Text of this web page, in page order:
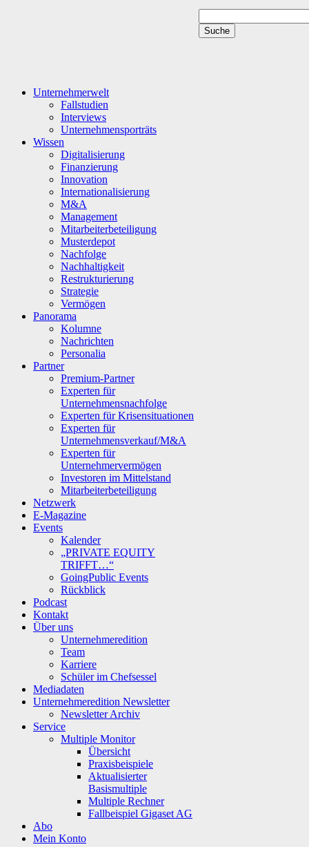
Unternehmerwelt
Fallstudien
Interviews
Unternehmensporträts
Wissen
Digitalisierung
Finanzierung
Innovation
Internationalisierung
M&A
Management
Mitarbeiterbeteiligung
Musterdepot
Nachfolge
Nachhaltigkeit
Restrukturierung
Strategie
Vermögen
Panorama
Kolumne
Nachrichten
Personalia
Partner
Premium-Partner
Experten für
Unternehmensnachfolge
Experten für Krisensituationen
Experten für
Unternehmensverkauf/M&A
Experten für
Unternehmervermögen
Investoren im Mittelstand
Mitarbeiterbeteiligung
Netzwerk
E-Magazine
Events
Kalender
„PRIVATE EQUITY
TRIFFT…“
GoingPublic Events
Rückblick
Podcast
Kontakt
Über uns
Unternehmeredition
Team
Karriere
Schüler im Chefsessel
Mediadaten
Unternehmeredition Newsletter
Newsletter Archiv
Service
Multiple Monitor
Übersicht
Praxisbeispiele
Aktualisierter
Basismultiple
Multiple Rechner
Fallbeispiel Gigaset AG
Abo
Mein Konto